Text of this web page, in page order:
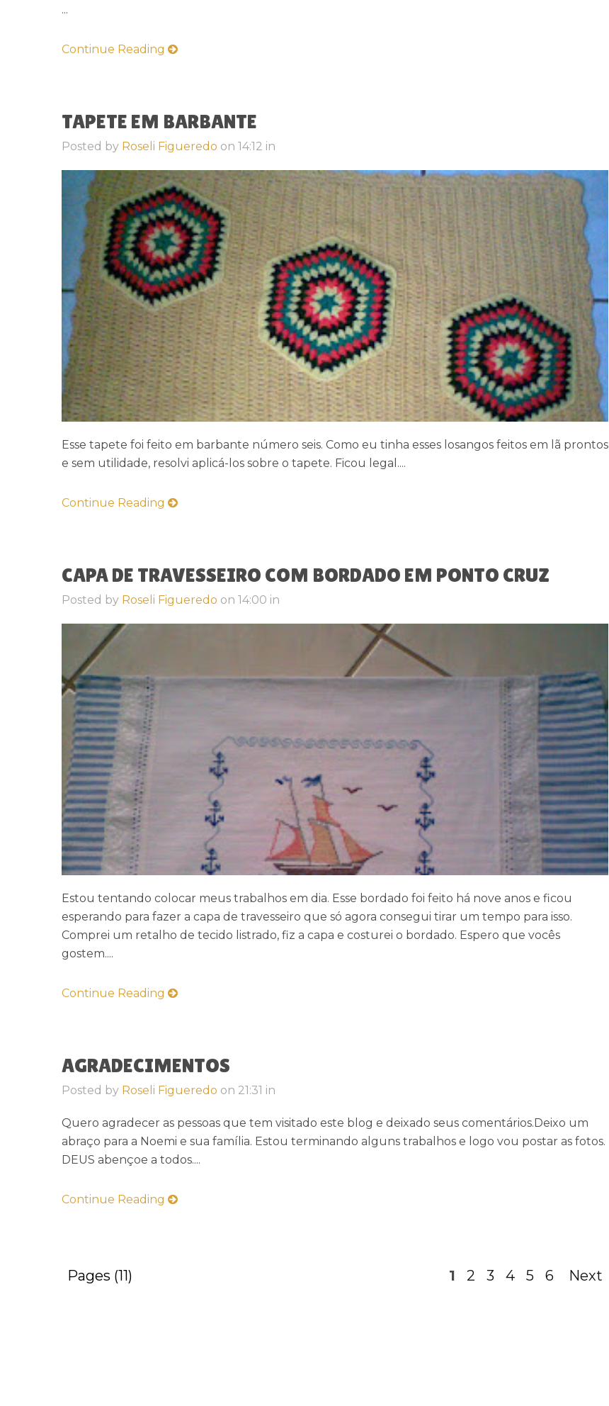
...
Continue Reading
TAPETE EM BARBANTE
Posted by Roseli Figueredo on 14:12 in
Esse tapete foi feito em barbante número seis. Como eu tinha esses losangos feitos em lã prontos
e sem utilidade, resolvi aplicá-los sobre o tapete. Ficou legal....
Continue Reading
CAPA DE TRAVESSEIRO COM BORDADO EM PONTO CRUZ
Posted by Roseli Figueredo on 14:00 in
Estou tentando colocar meus trabalhos em dia. Esse bordado foi feito há nove anos e ficou
esperando para fazer a capa de travesseiro que só agora consegui tirar um tempo para isso.
Comprei um retalho de tecido listrado, fiz a capa e costurei o bordado. Espero que vocês
gostem....
Continue Reading
AGRADECIMENTOS
Posted by Roseli Figueredo on 21:31 in
Quero agradecer as pessoas que tem visitado este blog e deixado seus comentários.Deixo um
abraço para a Noemi e sua família. Estou terminando alguns trabalhos e logo vou postar as fotos.
DEUS abençoe a todos....
Continue Reading
Pages (11) 1 2 3 4 5 6 Next